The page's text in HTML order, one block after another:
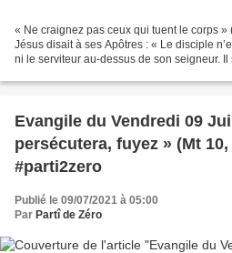
« Ne craignez pas ceux qui tuent le corps »
Jésus disait à ses Apôtres : « Le disciple
ni le serviteur au-dessus de son seigneur. Il
Evangile du Vendredi 09
persécutera, fuyez » (Mt
#parti2zero
Publié le 09/07/2021 à 05:00
Par Partî de Zéro